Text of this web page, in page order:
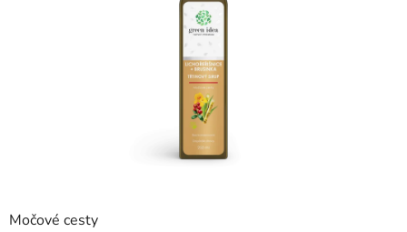
Močové cesty